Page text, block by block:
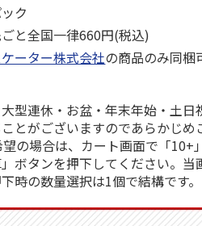
ク
と全国一律660円(税込)
ーター株式会社の商品のみ同梱
型連休・お盆・年末年始・土日
とがございますのであらかじめ
の場合は、カート画面で「10+
ボタンを押下してください。当
時の数量選択は1個で結構です。